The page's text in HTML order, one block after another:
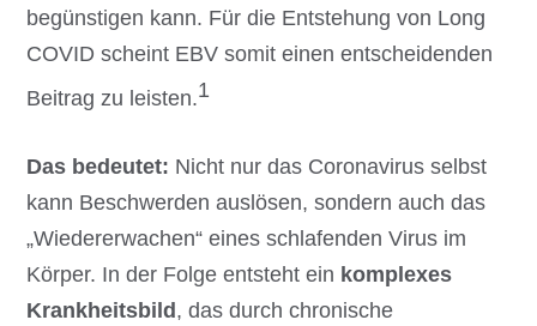
begünstigen kann. Für die Entstehung von Long
COVID scheint EBV somit einen entscheidenden
Beitrag zu leisten.1
Das bedeutet: Nicht nur das Coronavirus selbst
kann Beschwerden auslösen, sondern auch das
„Wiedererwachen“ eines schlafenden Virus im
Körper. In der Folge entsteht ein komplexes
Krankheitsbild, das durch chronische